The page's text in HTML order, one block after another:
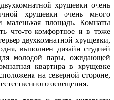
хрущевки очень
хрущевки очень много
площадь. Комнаты
что-то комфортное и в тоже
двухкомнатной хрущевки,
выполнен дизайн студией
молодой пары, ожидающей
квартира в хрущевке
на северной стороне,
освещения.